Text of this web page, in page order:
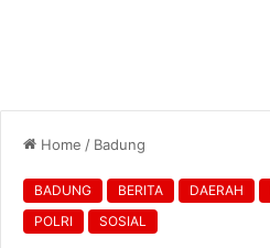
Home / Badung
BADUNG BERITA DAERAH
POLRI
SOSIAL